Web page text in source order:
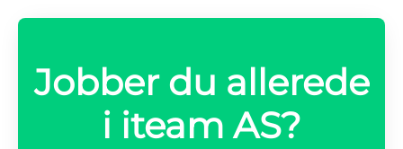
Jobber du allerede
i iteam AS?